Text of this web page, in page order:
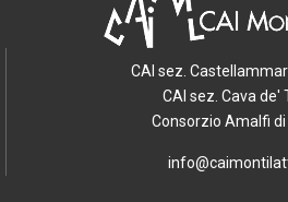
CAI sez.
CAI sez. Cava de'
Consorzio Amalfi di